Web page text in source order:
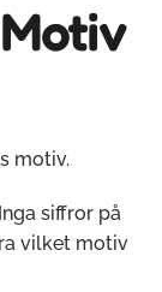
motiv.
siffror på
vilket motiv